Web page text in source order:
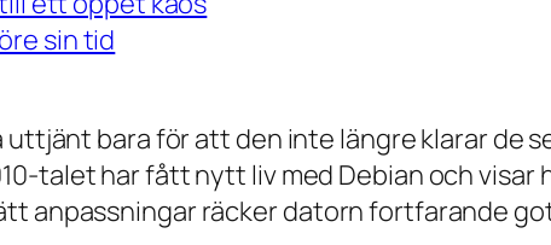
sin tid
bara för att den inte längre klarar de
talet har fått nytt liv med Debian och visar
anpassningar räcker datorn fortfarande